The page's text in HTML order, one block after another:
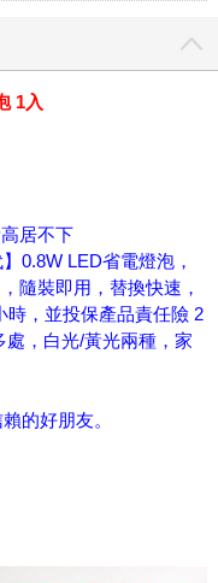
1入
居不下
0.8W LED省電燈泡，
隨裝即用，替換快速，
時，並投保產品責任險 2
，白光/黃光兩種，家
的好朋友。